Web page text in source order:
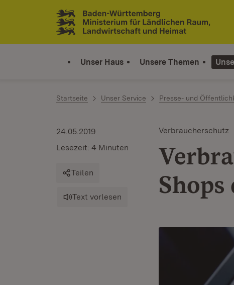
Zum Inhalt springen
Link zur Startseite
Unser Haus Unsere Themen
Startseite Unser Service Presse- und
Verbraucherschutz
24.05.2019
Lesezeit: 4 Minuten
Teilen
Text vorlesen